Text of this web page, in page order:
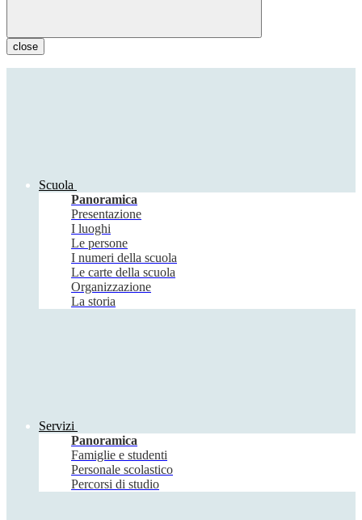
close
Scuola
Panoramica
Presentazione
I luoghi
Le persone
I numeri della scuola
Le carte della scuola
Organizzazione
La storia
Servizi
Panoramica
Famiglie e studenti
Personale scolastico
Percorsi di studio